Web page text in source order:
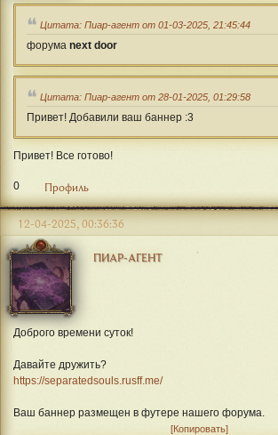
Цитата: Пиар-агент от 01-03-2025, 21:45:44
форума next door
Цитата: Пиар-агент от 28-01-2025, 01:29:58
Привет! Добавили ваш баннер :3
Привет! Все готово!
0 Профиль
ПИАР-АГЕНТ
12-04-2025, 00:36:36
Доброго времени суток!
Давайте дружить?
https://separatedsouls.rusff.me/
Ваш баннер размещен в футере нашего форума.
Копировать